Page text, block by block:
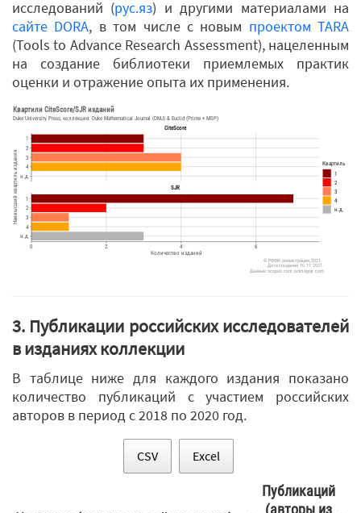
исследований (рус.яз) и другими материалами на
сайте DORA, в том числе с новым проектом TARA
(Tools to Advance Research Assessment), нацеленным
на создание библиотеки приемлемых практик
оценки и отражение опыта их применения.
SJR
CiteScore
0 2 4 6
н.д.
4
3
2
1
н.д.
4
3
2
1
Количество изданий
Наивысший квартиль издания
Квартиль
1
2
3
4
н.д.
Duke University Press, коллекция: Duke Mathematical Journal (DMJ) & Euclid (Prime + MSP)
Квартили CiteScore/SJR изданий
© РФФИ, иллюстрация, 2021.
Дата создания: 10.11.2021.
Данные: scopus.com, scimagojr.com.
3. Публикации российских исследователей
в изданиях коллекции
В таблице ниже для каждого издания показано
количество публикаций с участием российских
авторов в период с 2018 по 2020 год.
CSV Excel
Публикаций
(авторы из